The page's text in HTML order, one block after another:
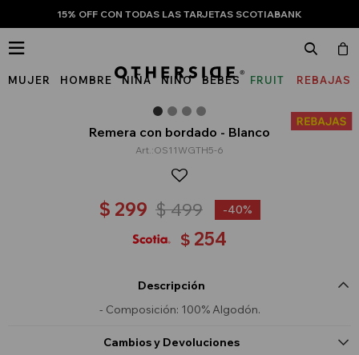
15% OFF CON TODAS LAS TARJETAS SCOTIABANK
MUJER HOMBRE NIÑA NIÑO BEBÉS
FRUIT
THE
REBAJAS

Remera con bordado - Blanco
OS11WGTH5-6
$ 299 $499 40
$ 254
Descripción
- Composición: 100% Algodón.
Cambios y Devoluciones